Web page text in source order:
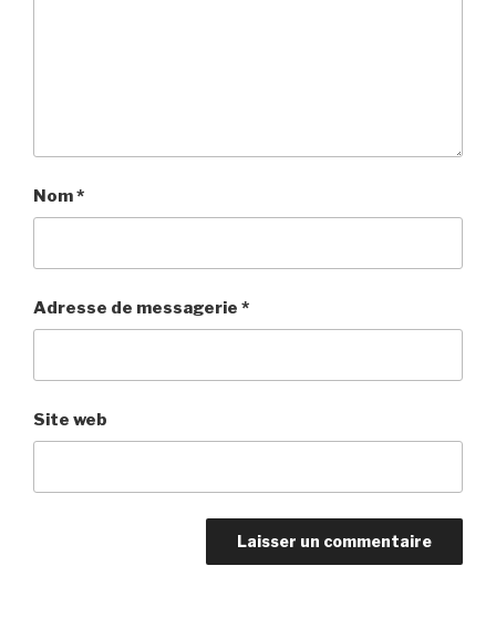
Nom*
Adresse de messagerie *
Site web